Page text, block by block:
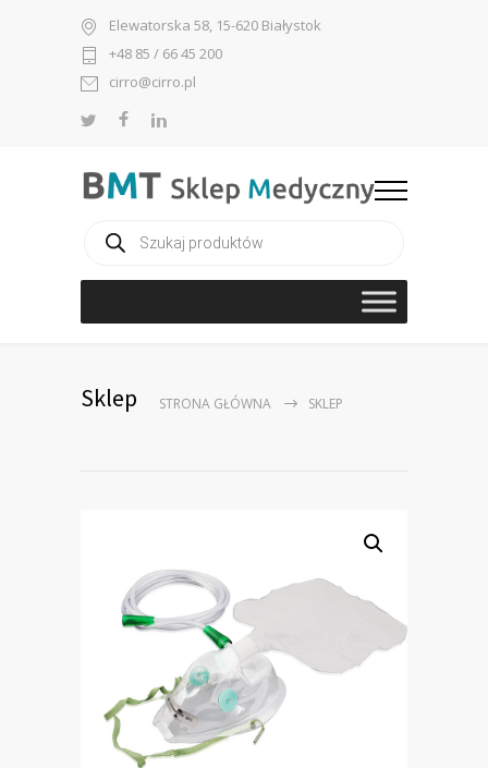
Elewatorska 58, 15-620 Białystok
+48 85 / 66 45 200
cirro@cirro.pl
produktów
Sklep STRONA GŁÓWNA SKLEP